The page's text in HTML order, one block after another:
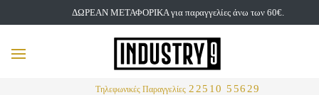
ΔΩΡΕΑΝ ΜΕΤΑΦΟΡΙΚΑ για παραγγελίες άνω των 60€.
Τηλεφωνικές Παραγγελίες 22510 55629
MENU